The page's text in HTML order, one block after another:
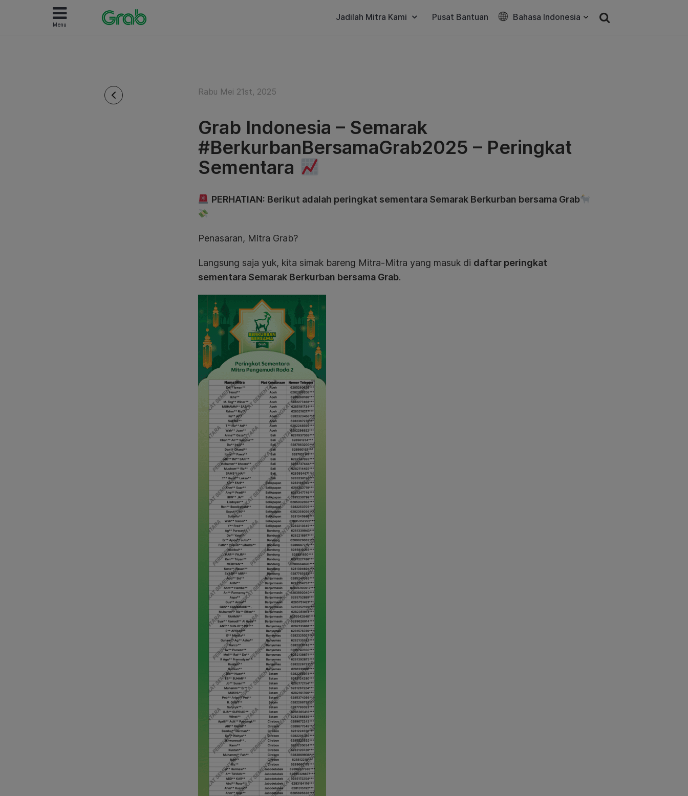
Menu
Jadilah Mitra Kami Pusat Bantuan Bahasa Indonesia
Rabu Mei 21st, 2025
Grab Indonesia – Semarak
#BerkurbanBersamaGrab2025 – Peringkat
Sementara
PERHATIAN: Berikut adalah peringkat sementara Semarak Berkurban bersama Grab
Penasaran, Mitra Grab?
Langsung saja yuk, kita simak bareng Mitra-Mitra yang masuk di daftar peringkat
sementara Semarak Berkurban bersama Grab.